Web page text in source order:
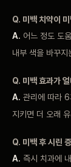
Q. 미백 치약이
A. 어느 정도 도
내부 색을 바꾸지
Q. 미백 효과가
A. 관리에 따라 6
지키면 더 오래
Q. 미백 후 시린
A. 즉시 치과에